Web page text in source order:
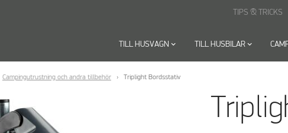
TILL HUSVAGN keyboard_arrow_down TILL HUSBILARkeyboard_arrow_down
TIPS & TRICKS
Campingutrustning och andra tillbehör Triplight Bordsstativ